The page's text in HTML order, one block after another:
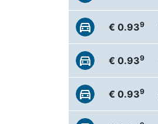
€ 0.939
€ 0.939
€ 0.939